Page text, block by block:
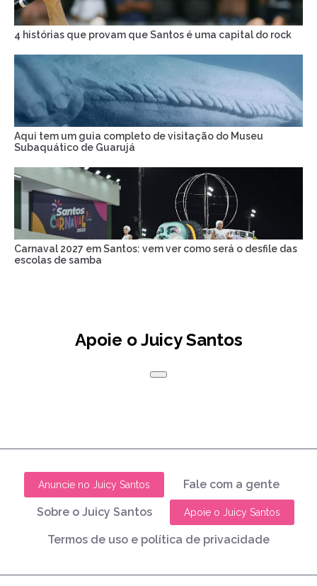
4 histórias que provam que Santos é uma capital do rock
Aqui tem um guia completo de visitação do Museu
Subaquático de Guarujá
Carnaval 2027 em Santos: vem ver como será o desfile das
escolas de samba
Apoie o Juicy Santos
Anuncie no Juicy Santos Fale com a gente
Sobre o Juicy Santos Apoie o Juicy Santos
Termos de uso e política de privacidade